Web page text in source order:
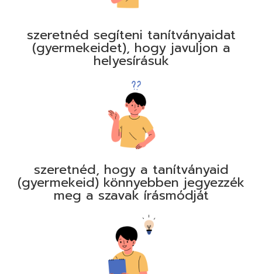
szeretnéd segíteni tanítványaidat
(gyermekeidet), hogy javuljon a
helyesírásuk
szeretnéd, hogy a tanítványaid
(gyermekeid) könnyebben jegyezzék
meg a szavak írásmódját